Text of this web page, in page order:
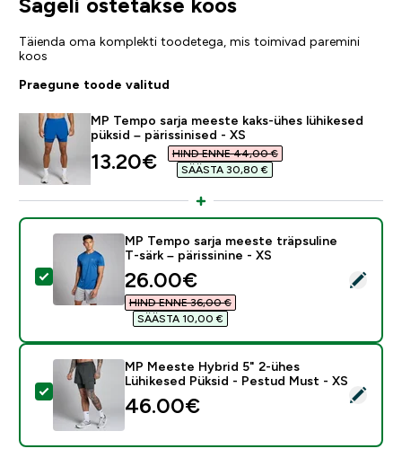
Täienda oma komplekti toodetega, mis toimivad paremini
koos
Praegune toode valitud
MP Tempo sarja meeste kaks-ühes lühikesed
püksid – pärissinised - XS
discounted price
13.20€‎
HIND ENNE 44,00 €‎
SÄÄSTA 30,80 €‎
Vali see toode - MP Tempo sarja meeste träpsuline T-
MP Tempo sarja meeste träpsuline
T-särk – pärissinine - XS
discounted price
26.00€‎
HIND ENNE 36,00 €‎
SÄÄSTA 10,00 €‎
Vali see toode - MP Meeste Hybrid 5" 2-ühes
MP Meeste Hybrid 5" 2-ühes
Lühikesed Püksid - Pestud Must - XS
46.00€‎